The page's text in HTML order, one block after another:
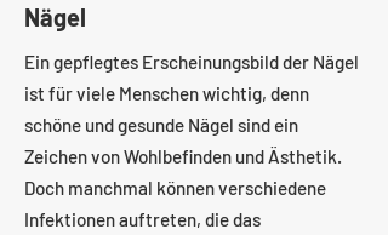
Nägel
Ein gepflegtes Erscheinungsbild der Nägel
ist für viele Menschen wichtig, denn
schöne und gesunde Nägel sind ein
Zeichen von Wohlbefinden und Ästhetik.
Doch manchmal können verschiedene
Infektionen auftreten, die das